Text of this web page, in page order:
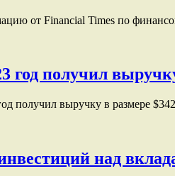
от Financial Times по
год получил
получил выручку в размере
над